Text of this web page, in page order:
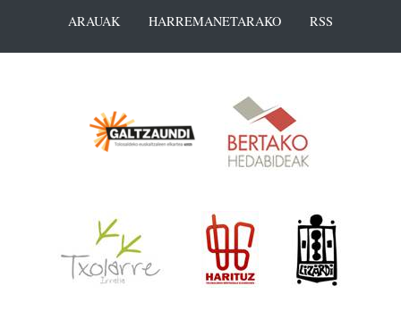
ARAUAK
HARREMANETARAKO RSS